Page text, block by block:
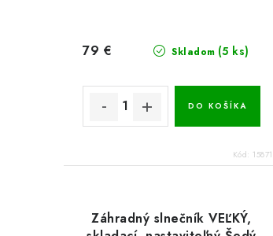
Skladom (5 ks)
79 €
DO KOŠÍKA
Kód: 15871
Záhradný slnečník VEĽKÝ,